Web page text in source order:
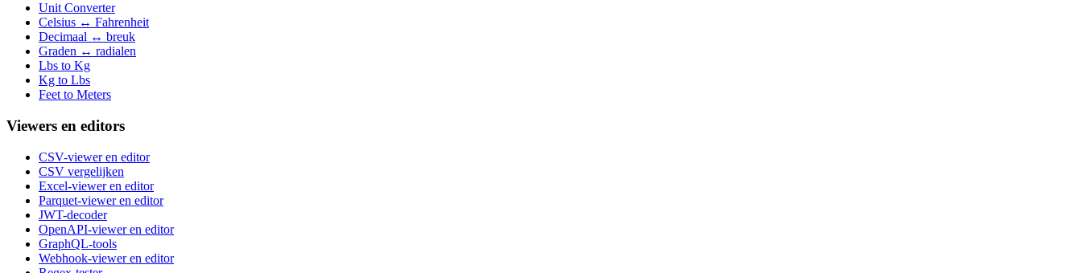
Unit Converter
Celsius ↔ Fahrenheit
Decimaal ↔ breuk
Graden ↔ radialen
Lbs to Kg
Kg to Lbs
Feet to Meters
Viewers en editors
CSV-viewer en editor
CSV vergelijken
Excel-viewer en editor
Parquet-viewer en editor
JWT-decoder
OpenAPI-viewer en editor
GraphQL-tools
Webhook-viewer en editor